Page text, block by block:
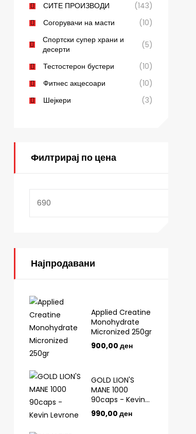
СИТЕ ПРОИЗВОДИ
(143)
Согорувачи на масти
(10)
Спортски супер храни и
десерти
(5)
Тестостерон бустери
(10)
Фитнес акцесоари
(10)
Шејкери
(3)
Филтрирај по цена
Најпродавани
Applied Creatine
Monohydrate
Micronized 250gr
900,00 ден
GOLD LION'S
MANE 1000
90caps - Kevin
Levrone
990,00 ден